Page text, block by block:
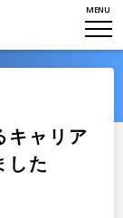
MENU
キャリア
した